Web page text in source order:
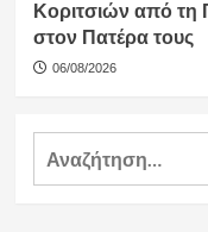
Κοριτσιών από
στον Πατέρα τους
06/08/2026
Αναζήτηση